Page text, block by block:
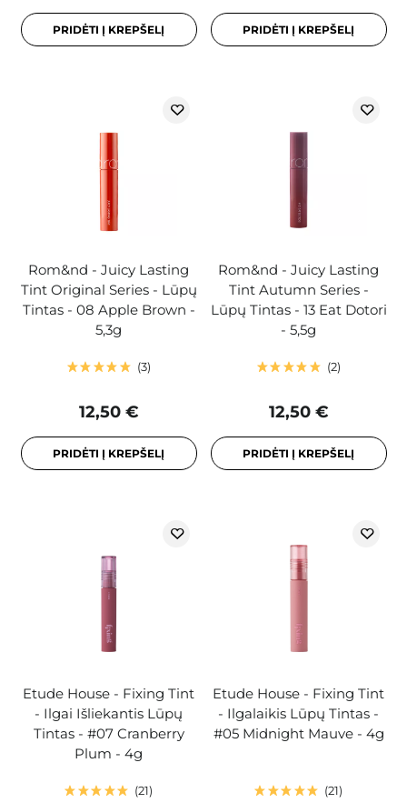
PRIDĖTI Į KREPŠELĮ PRIDĖTI Į KREPŠELĮ
Rom&nd - Juicy Lasting
Tint Original Series - Lūpų
Tintas - 08 Apple Brown -
5,3g
3
12,50 €
PRIDĖTI Į KREPŠELĮ
Rom&nd - Juicy Lasting
Tint Autumn Series -
Lūpų Tintas - 13 Eat Dotori
- 5,5g
2
12,50 €
PRIDĖTI Į KREPŠELĮ
Etude House - Fixing Tint
- Ilgai Išliekantis Lūpų
Tintas - #07 Cranberry
Plum - 4g
21
Etude House - Fixing Tint
- Ilgalaikis Lūpų Tintas -
#05 Midnight Mauve - 4g
21